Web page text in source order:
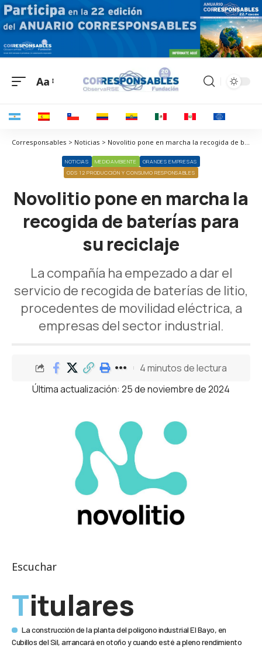
Aa
Corresponsables > Noticias > Novolitio pone en marcha la recogida de baterías para su reciclaje
NOTICIAS MEDIOAMBIENTE
GRANDES EMPRESAS
ODS 12 PRODUCCIÓN Y CONSUMO RESPONSABLES
Novolitio pone en marcha la
recogida de baterías para
su reciclaje
La compañía ha empezado a dar el
servicio de recogida de baterías de litio,
procedentes de movilidad eléctrica, a
empresas del sector industrial.
Última actualización: 25 de noviembre de 2024
4 minutos de lectura
Escuchar
Titulares
La construcción de la planta del polígono industrial El Bayo, en
Cubillos del Sil, arrancará en otoño y cuando esté a pleno rendimiento